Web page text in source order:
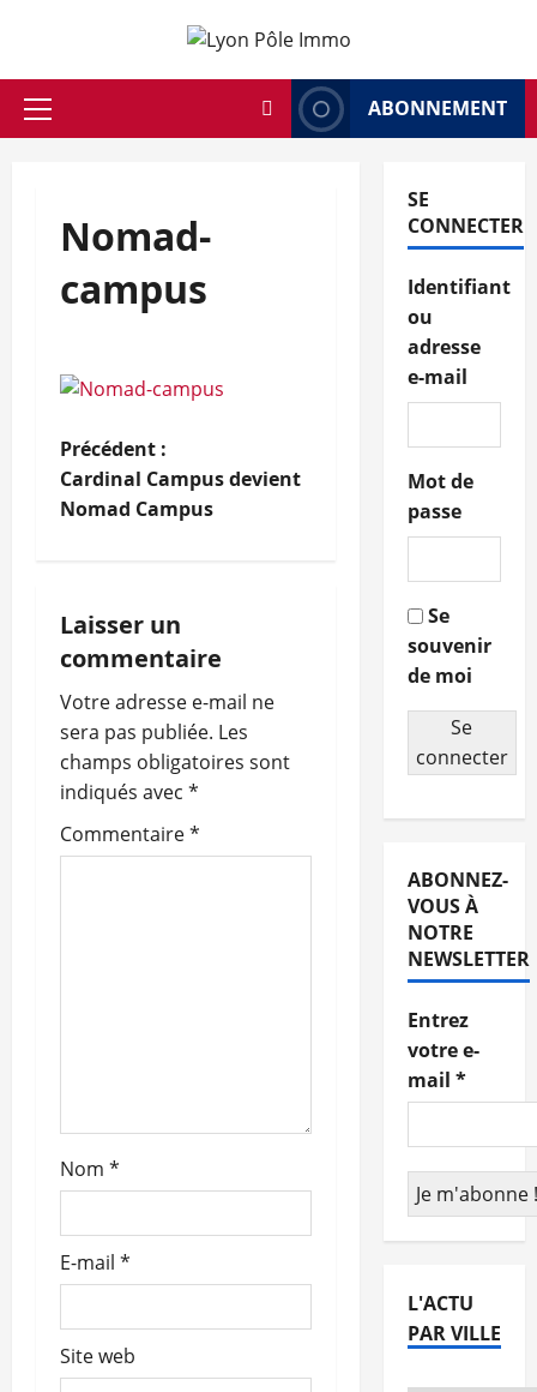
contenu
Menu
ABONNEMENT
Nomad-
campus
N
a
i
g
a
t
i
o
t
c
l
e
Précédent :
Cardinal Campus devient
Nomad Campus
Laisser un
commentaire
Votre adresse e-mail ne
sera pas publiée. Les
champs obligatoires sont
indiqués avec *
Commentaire*
Nom *
E-mail *
Site web
SE
CONNECTER
Identifiant
ou
adresse
e-mail
Mot de
passe
Se
souvenir
de moi
Se
connecter
ABONNEZ-
VOUS À
NOTRE
NEWSLETTER
Entrez
votre e-
mail *
L'ACTU
PAR VILLE